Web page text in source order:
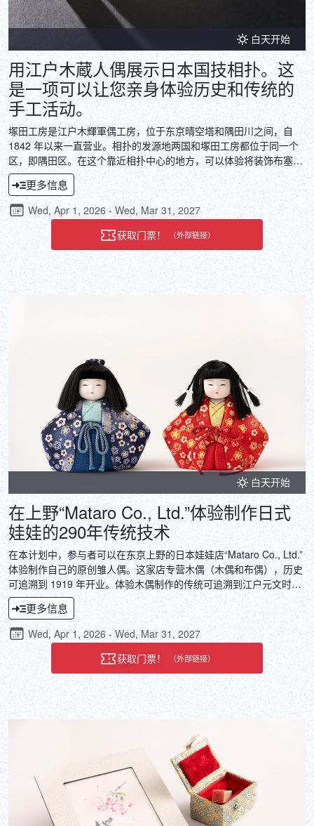
白天开始
用江户木蔵人偶展示日本国技相扑。这
是一项可以让您亲身体验历史和传统的
手工活动。
塚田工房是江户木輝軍偶工房，位于东京晴空塔和隅田川之间，自
1842 年以来一直营业。相扑的发源地两国和塚田工房都位于同一个
区，即隅田区。在这个靠近相扑中心的地方，可以体验将装饰布塞进
相扑选手偶的腰带里的活动。一些相扑选手偶还有俏皮的一面，戴着
装饰性的铃铛，活动结束后，还可以收到土俵相扑戒指和牌匾，这也
是一项值得期待的活动。
更多信息
Wed, Apr 1, 2026 - Wed, Mar 31, 2027
获取门票！
（外部链接）
白天开始
在上野“Mataro Co., Ltd.”体验制作日式
娃娃的290年传统技术
在本计划中，参与者可以在东京上野的日本娃娃店“Mataro Co., Ltd.”
体验制作自己的原创雏人偶。这家店专营木偶（木偶和布偶），历史
可追溯到 1919 年开业。体验木偶制作的传统可追溯到江户元文时
代，已有 290 年的历史。木偶具有作为艺术品的价值，同时也是健康
和安全的护身符。我们邀请您体验制作充满愿望和祈祷的娃娃的活
动，为您生命中重要的人祈祷。
更多信息
Wed, Apr 1, 2026 - Wed, Mar 31, 2027
获取门票！
（外部链接）